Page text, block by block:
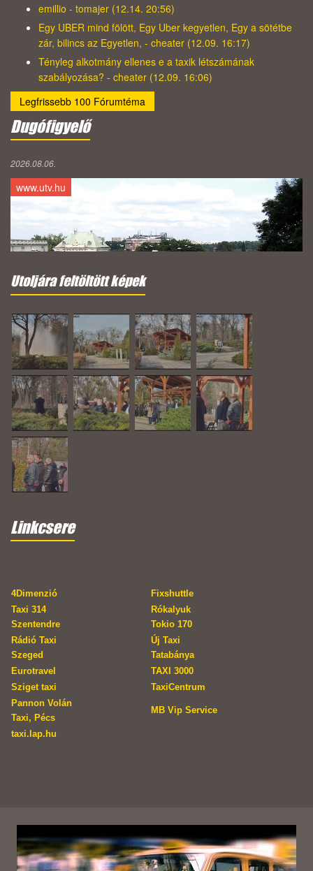
emillio - tomajer (12.14. 20:56)
Egy UBER mind fölött, Egy Uber kegyetlen, Egy a sötétbe
zár, bilincs az Egyetlen, - cheater (12.09. 16:17)
Tényleg alkotmány ellenes e a taxik létszámának
szabályozása? - cheater (12.09. 16:06)
Legfrissebb 100 Fórumtéma
Dugófigyelő
2026.08.06.
www.utv.hu
Utoljára feltöltött képek
Linkcsere
4Dimenzió
Fixshuttle
Taxi 314
Szentendre
Rókalyuk
Tokio 170
Rádió Taxi
Szeged
Új Taxi
Tatabánya
Eurotravel
TAXI 3000
Sziget taxi
TaxiCentrum
Pannon Volán
Taxi, Pécs
MB Vip Service
taxi.lap.hu